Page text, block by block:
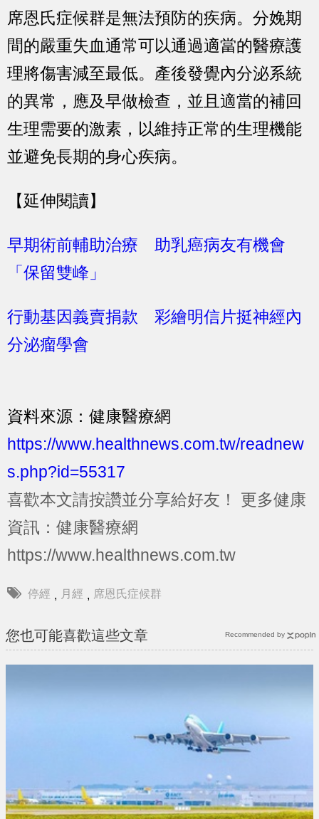
席恩氏症候群是無法預防的疾病。分娩期
間的嚴重失血通常可以通過適當的醫療護
理將傷害減至最低。產後發覺內分泌系統
的異常，應及早做檢查，並且適當的補回
生理需要的激素，以維持正常的生理機能
並避免長期的身心疾病。
【延伸閱讀】
早期術前輔助治療 助乳癌病友有機會
「保留雙峰」
行動基因義賣捐款 彩繪明信片挺神經內
分泌瘤學會
資料來源：健康醫療網
https://www.healthnews.com.tw/readnew
s.php?id=55317
喜歡本文請按讚並分享給好友！
更多健康
資訊：健康醫療網
https://www.healthnews.com.tw
停經 , 月經 , 席恩氏症候群
您也可能喜歡這些文章 Recommended by